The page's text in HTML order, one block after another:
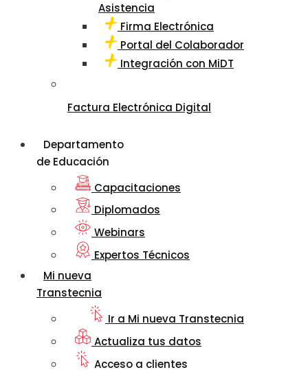
Asistencia
Firma Electrónica
Portal del Colaborador
Integración con MiDT
Factura Electrónica Digital
Departamento
de Educación
Capacitaciones
Diplomados
Webinars
Expertos Técnicos
Mi nueva
Transtecnia
Ir a Mi nueva Transtecnia
Actualiza tus datos
Acceso a clientes